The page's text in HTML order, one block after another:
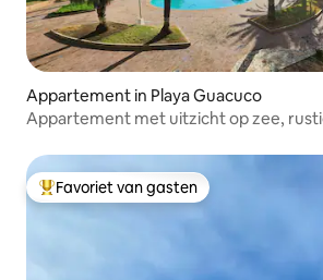
Appartement in Playa Guacuco
Appartement met uitzicht op zee,
Topfavoriet van gasten
Favoriet van gasten